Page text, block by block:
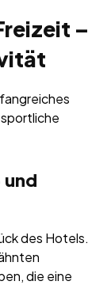
–
des Hotels.
die eine